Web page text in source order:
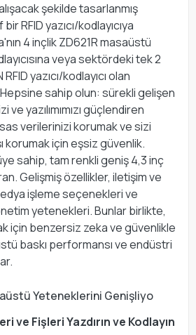
şekilde tasarlanmış
RFID yazıcı/kodlayıcıya
4 inçlik ZD621R masaüstü
veya sektördeki tek 2
yazıcı/kodlayıcı olan
sahip olun: sürekli gelişen
ve yazılımımızı güçlendiren
verilerinizi korumak ve sizi
korumak için eşsiz güvenlik.
sahip, tam renkli geniş 4,3 inç
Gelişmiş özellikler, iletişim ve
işleme seçenekleri ve
yetenekleri. Bunlar birlikte,
için benzersiz zeka ve güvenlikle
baskı performansı ve endüstri
Yeteneklerini Genişliyo
ve Fişleri Yazdırın ve Kodlayın